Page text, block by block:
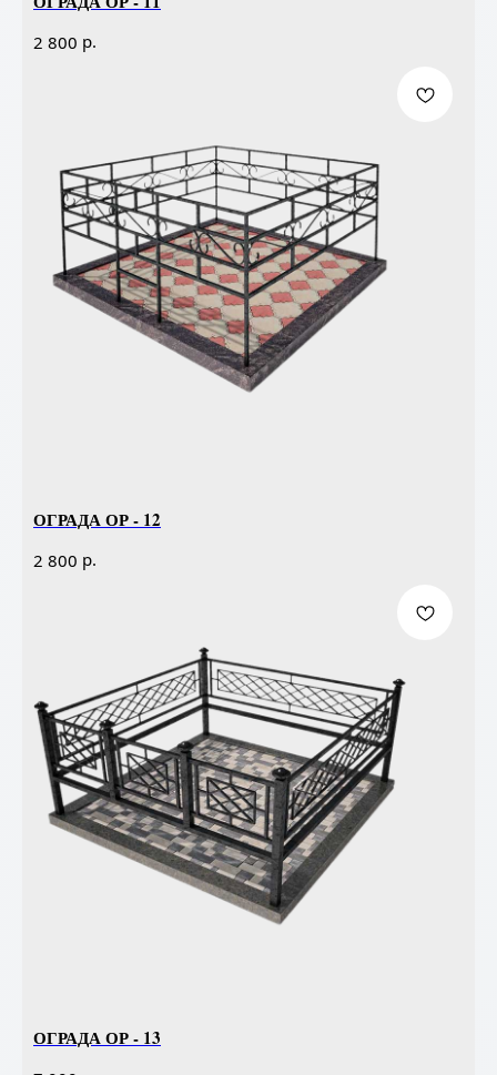
2 800 р.
ОГРАДА ОР - 12
2 800 р.
ОГРАДА ОР - 13